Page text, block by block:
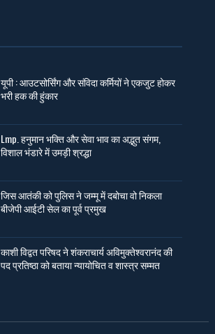
यूपी : आउटसोर्सिंग और संविदा कर्मियों ने एकजुट होकर
भरी हक की हुंकार
Lmp. हनुमान भक्ति और सेवा भाव का अद्भुत संगम,
विशाल भंडारे में उमड़ी श्रद्धा
जिस आतंकी को पुलिस ने जम्मू में दबोचा वो निकला
बीजेपी आईटी सेल का पूर्व प्रमुख
काशी विद्वत परिषद ने शंकराचार्य अविमुक्तेश्वरानंद की
पद प्रतिष्ठा को बताया न्यायोचित व शास्त्र सम्मत